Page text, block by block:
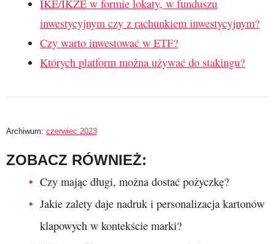
IKE/IKZE w formie lokaty, w funduszu
inwestycyjnym czy z rachunkiem inwestycyjnym?
Czy warto inwestować w ETF?
Których platform można używać do stakingu?
Archiwum: czerwiec 2023
ZOBACZ RÓWNIEŻ:
Czy mając długi, można dostać pożyczkę?
Jakie zalety daje nadruk i personalizacja kartonów
klapowych w kontekście marki?